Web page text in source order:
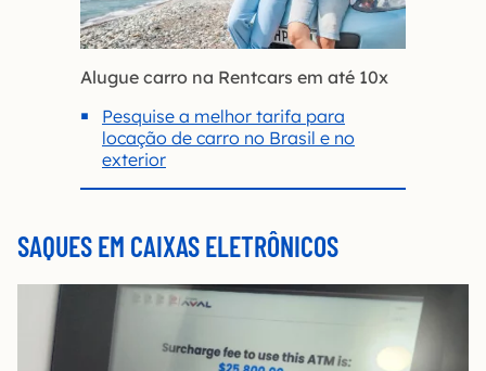
Alugue carro na Rentcars em até 10x
Pesquise a melhor tarifa para
locação de carro no Brasil e no
exterior
SAQUES EM CAIXAS ELETRÔNICOS